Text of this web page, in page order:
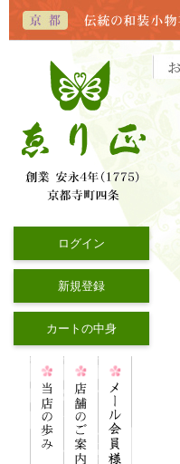
ログイン
新規登録
カートの中身